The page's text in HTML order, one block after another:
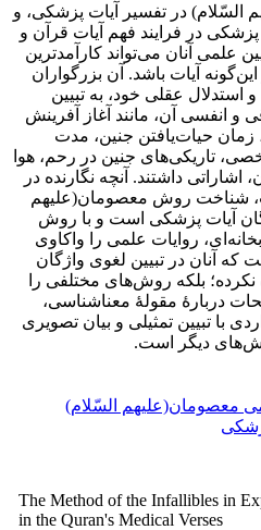
در تفسیر آیات پزشکی، و
در فرایند فهم آیات قرآن و
علمی آنان می‌تواند کارآمدترین
آیات باشد. آن بزرگواران
استدلال عقلی خود، به تبیین
و انفسی آن، مانند آغاز آفرینش
زمان حیات‌یافتن جنین، مدت
تاریکی‌های جنین در رحم، هوا
داشتند. آنچه نگارنده در
شناخت روش معصومان(علیهم
آیات پزشکی است و با روش
روایات علمی را واکاوی
که آنان در تبیین لغوی واژگان
بلکه روش‌های مختلفی را
دربارۀ مقولهٔ معناشناسی،
با تبیین تمثیلی و بیان تصویری
دیگر است.
معصومان(علیهم السّلام)
The Method of the Infallibles in
‎in the Quran's Medical Verses